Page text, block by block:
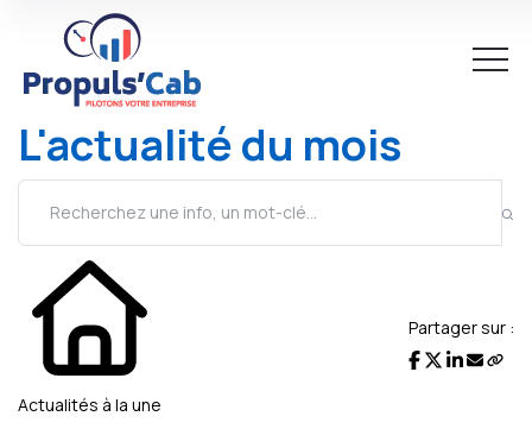
L'actualité du mois
Actualités à la une
Partager sur :